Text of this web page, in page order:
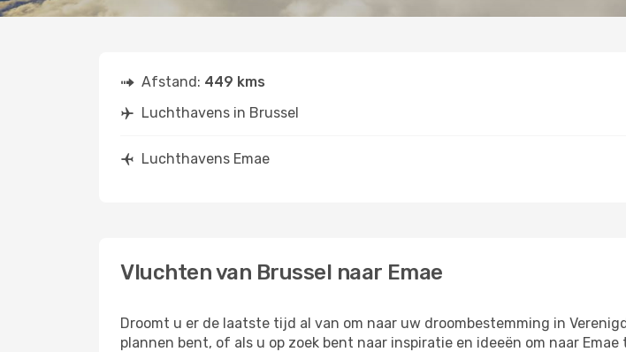
Afstand: 449 kms
Luchthavens in Brussel
Luchthavens Emae
Vluchten van Brussel naar Emae
Droomt u er de laatste tijd al van om naar uw droombestemming in
plannen bent, of als u op zoek bent naar inspiratie en ideeën om naar